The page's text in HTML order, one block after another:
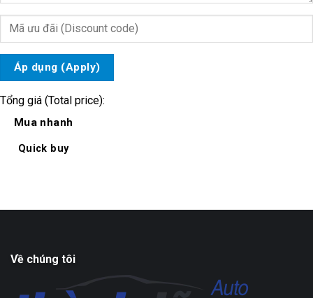
Áp dụng (Apply)
Tổng giá (Total price):
Mua nhanh
Quick buy
Về chúng tôi